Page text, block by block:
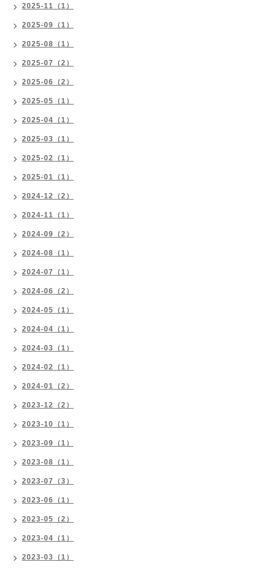
2025-11（1）
2025-09（1）
2025-08（1）
2025-07（2）
2025-06（2）
2025-05（1）
2025-04（1）
2025-03（1）
2025-02（1）
2025-01（1）
2024-12（2）
2024-11（1）
2024-09（2）
2024-08（1）
2024-07（1）
2024-06（2）
2024-05（1）
2024-04（1）
2024-03（1）
2024-02（1）
2024-01（2）
2023-12（2）
2023-10（1）
2023-09（1）
2023-08（1）
2023-07（3）
2023-06（1）
2023-05（2）
2023-04（1）
2023-03（1）